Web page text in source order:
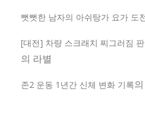
뻣뻣한 남자의 아쉬탕가 요가 도
[대전] 차량 스크래치 찌그러짐
의 라별
존2 운동 1년간 신체 변화 기록의